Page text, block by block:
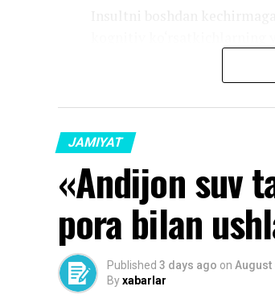
yomonroq ovqatlanishga
odamlar orasida yong‘oq
bog‘liq edi.
Biroq, 10 yillik kuzatuv
Avvalroq olimlar bodomni
berishini aniqlagan.
JAMIYAT
«Andijon suv
pora bilan
Published 3 days ago on August
Byxabarlar